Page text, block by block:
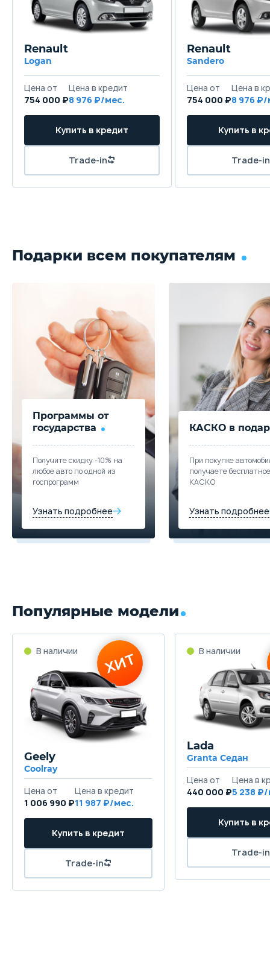
Renault
Logan
Цена от
754 000 ₽
Цена в кредит
8 976 ₽/мес.
Купить в кредит
Trade-in
Renault
Sandero
Цена от
754 000 ₽
Цена в
8 976
Купить в
Trade-in
Подарки всем покупателям
Программы от
государства
Получите скидку -10% на
любое авто по одной из
госпрограмм
Узнать подробнее
КАСКО в
При покупке
получаете бесплатное
КАСКО
Узнать подробнее
Популярные модели
Geely
Coolray
1 006 990 ₽11 987
Lada
Granta Седан
440 000 ₽5 238